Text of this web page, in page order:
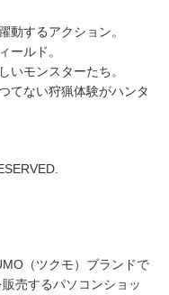
動するアクション。
ールド。
いモンスターたち。
てない狩猟体験がハンタ
（ツクモ）ブランドで
売するパソコンショッ